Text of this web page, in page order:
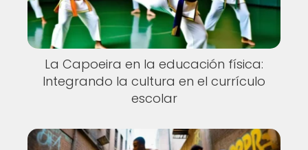
La Capoeira en la educación física:
Integrando la cultura en el currículo
escolar